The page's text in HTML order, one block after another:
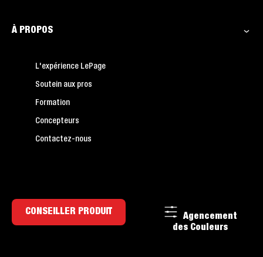
À PROPOS
L'expérience LePage
Soutein aux pros
Formation
Concepteurs
Contactez-nous
CONSEILLER PRODUIT
Agencement
des Couleurs